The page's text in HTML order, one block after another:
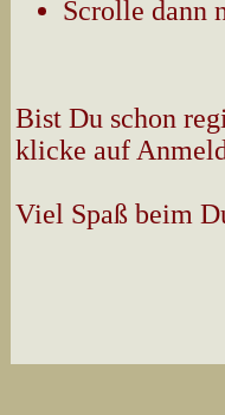
Scrolle dann
Bist Du schon
klicke auf
Viel Spaß beim